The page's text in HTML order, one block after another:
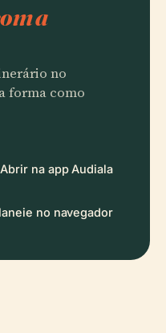
a
no
forma como
Abrir na app Audiala
no navegador